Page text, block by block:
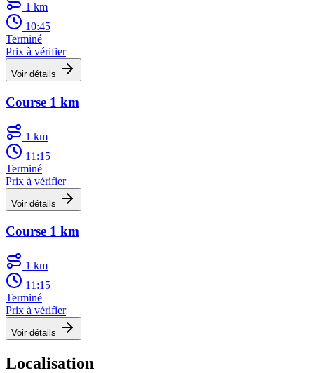
1 km
10:45
Terminé
Prix à vérifier
Voir détails
Course 1 km
1 km
11:15
Terminé
Prix à vérifier
Voir détails
Course 1 km
1 km
11:15
Terminé
Prix à vérifier
Voir détails
Localisation